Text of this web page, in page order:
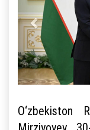
O‘zbekiston